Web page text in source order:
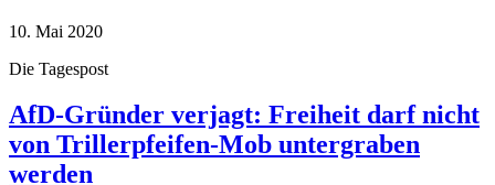
10. Mai 2020
Die Tagespost
AfD-Gründer verjagt: Freiheit darf nicht
von Trillerpfeifen-Mob untergraben
werden